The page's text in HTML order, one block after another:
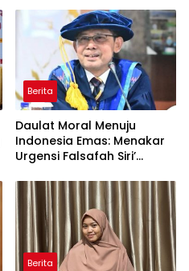
Indonesia di Tingkat
Global
Berita
Daulat Moral Menuju
Indonesia Emas: Menakar
Urgensi Falsafah Siri’
Ancaman Kleptokrasi
Berita